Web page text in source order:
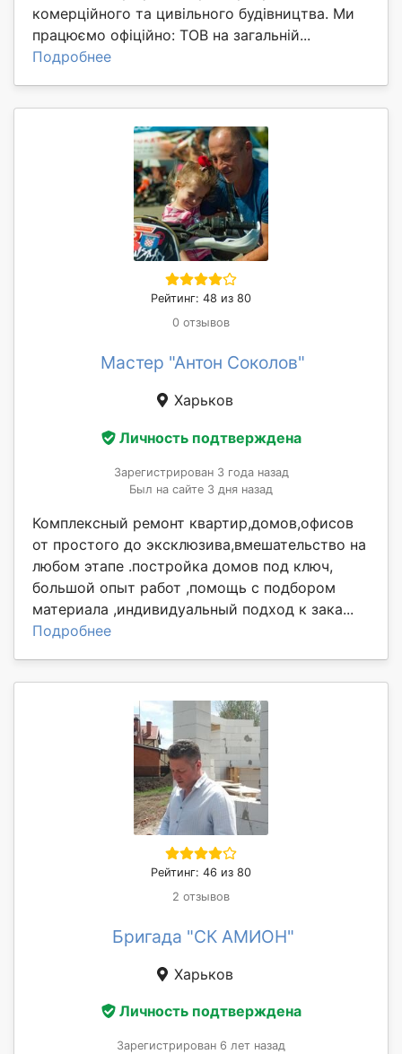
комерційного та цивільного будівництва. Ми
працюємо офіційно: ТОВ на загальній...
Подробнее
Рейтинг: 48 из 80
0 отзывов
Мастер "Антон Соколов"
Харьков
Личность подтверждена
Зарегистрирован 3 года назад
Был на сайте 3 дня назад
Комплексный ремонт квартир,домов,офисов
от простого до эксклюзива,вмешательство на
любом этапе .постройка домов под ключ,
большой опыт работ ,помощь с подбором
материала ,индивидуальный подход к зака...
Подробнее
Рейтинг: 46 из 80
2 отзывов
Бригада "СК АМИОН"
Харьков
Личность подтверждена
Зарегистрирован 6 лет назад